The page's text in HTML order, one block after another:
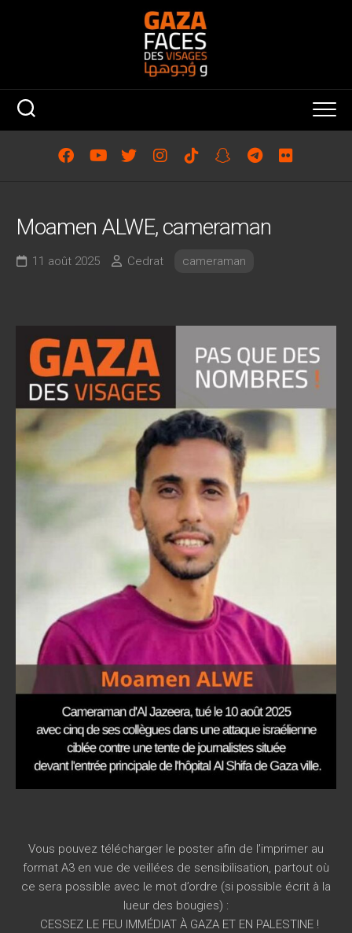
Moamen ALWE, cameraman
11 août 2025 Cedrat cameraman
Vous pouvez télécharger le poster afin de l’imprimer au
format A3 en vue de veillées de sensibilisation, partout où
ce sera possible avec le mot d’ordre (si possible écrit à la
lueur des bougies) :
CESSEZ LE FEU IMMÉDIAT À GAZA ET EN PALESTINE !